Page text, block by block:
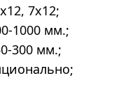
7х12;
1000 мм.;
300 мм.;